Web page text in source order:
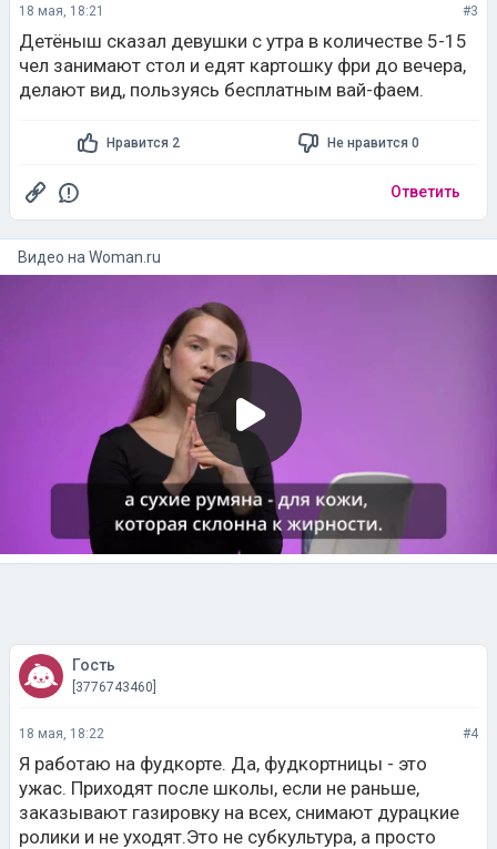
18 мая, 18:21 #3
Детёныш сказал девушки с утра в количестве 5-15
чел занимают стол и едят картошку фри до вечера,
делают вид, пользуясь бесплатным вай-фаем.
Нравится 2 Не нравится 0
Ответить
Видео на woman.ru
Гость
[3776743460]
18 мая, 18:22 #4
Я работаю на фудкорте. Да, фудкортницы - это
ужас. Приходят после школы, если не раньше,
заказывают газировку на всех, снимают дурацкие
ролики и не уходят.Это не субкультура, а просто